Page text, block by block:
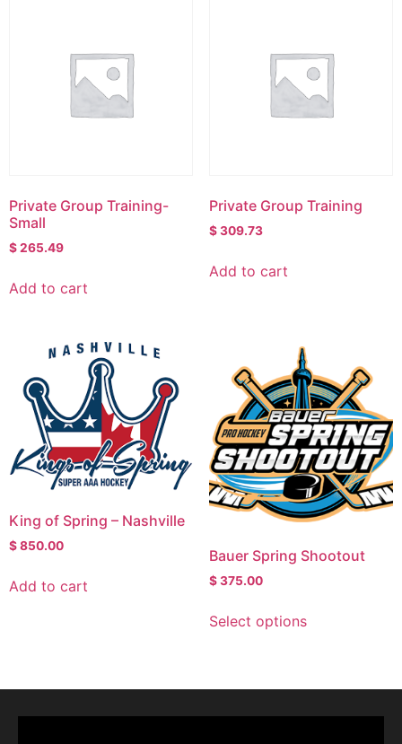
Private Group Training-
Small
$265.49
Add to cart
Private Group Training
$309.73
Add to cart
King of Spring – Nashville
$850.00
Add to cart
Bauer Spring Shootout
$375.00
Select options